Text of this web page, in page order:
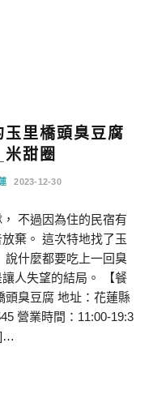
里橋頭臭豆腐
甜圈
2023-12-30
不過因為住的民宿有
棄。 這次特地找了玉
說什麼都要吃上一回臭
人失望的結局。 【餐
頭臭豆腐 地址：花蓮縣
營業時間：11:00-19:3